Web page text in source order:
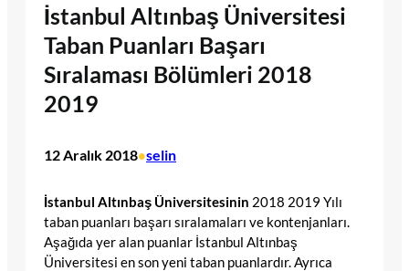
İstanbul Altınbaş Üniversitesi
Taban Puanları Başarı
Sıralaması Bölümleri 2018
2019
12 Aralık 2018•selin
İstanbul Altınbaş Üniversitesinin 2018 2019 Yılı
taban puanları başarı sıralamaları ve kontenjanları.
Aşağıda yer alan puanlar İstanbul Altınbaş
Üniversitesi en son yeni taban puanlardır. Ayrıca